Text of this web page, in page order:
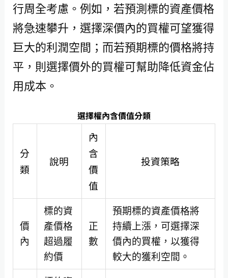
行周全考慮。例如，若預測標的資產價格
將急速攀升，選擇深價內的買權可望獲得
巨大的利潤空間；而若預期標的價格將持
平，則選擇價外的買權可幫助降低資金佔
用成本。
選擇權內含價值分類
分
類
說明
內
含
價
值
投資策略
價
內
標的資
產價格
超過履
約價
正
數
預期標的資產價格將
持續上漲，可選擇深
價內的買權，以獲得
較大的獲利空間。